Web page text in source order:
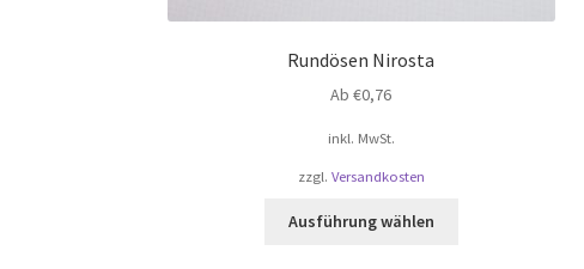
Rundösen Nirosta
Ab €0,76
inkl. MwSt.
zzgl. Versandkosten
Ausführung wählen